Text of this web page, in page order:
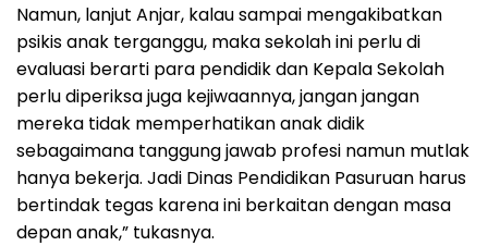
Namun, lanjut Anjar, kalau sampai mengakibatkan
psikis anak terganggu, maka sekolah ini perlu di
evaluasi berarti para pendidik dan Kepala Sekolah
perlu diperiksa juga kejiwaannya, jangan jangan
mereka tidak memperhatikan anak didik
sebagaimana tanggung jawab profesi namun mutlak
hanya bekerja. Jadi Dinas Pendidikan Pasuruan harus
bertindak tegas karena ini berkaitan dengan masa
depan anak,” tukasnya.